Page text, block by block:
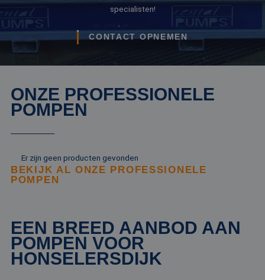
specialisten!
CONTACT OPNEMEN
ONZE PROFESSIONELE
POMPEN
Er zijn geen producten gevonden
BEKIJK AL ONZE PROFESSIONELE
POMPEN
EEN BREED AANBOD AAN
POMPEN VOOR
HONSELERSDIJK